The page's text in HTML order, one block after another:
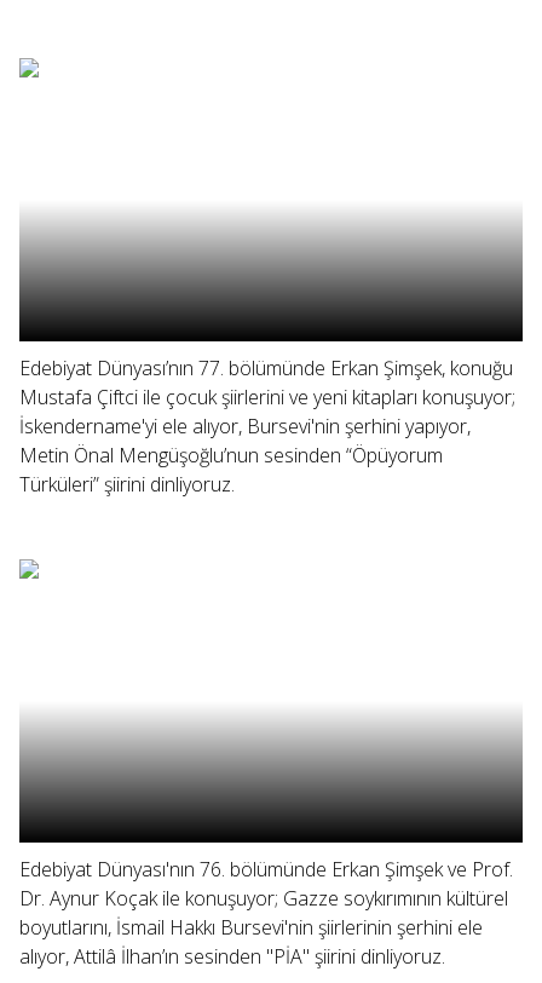
Edebiyat Dünyası’nın 77. bölümünde Erkan Şimşek, konuğu
Mustafa Çiftci ile çocuk şiirlerini ve yeni kitapları konuşuyor;
İskendername'yi ele alıyor, Bursevi'nin şerhini yapıyor,
Metin Önal Mengüşoğlu’nun sesinden “Öpüyorum
Türküleri” şiirini dinliyoruz.
Edebiyat Dünyası'nın 76. bölümünde Erkan Şimşek ve Prof.
Dr. Aynur Koçak ile konuşuyor; Gazze soykırımının kültürel
boyutlarını, İsmail Hakkı Bursevi'nin şiirlerinin şerhini ele
alıyor, Attilâ İlhan’ın sesinden "PİA" şiirini dinliyoruz.